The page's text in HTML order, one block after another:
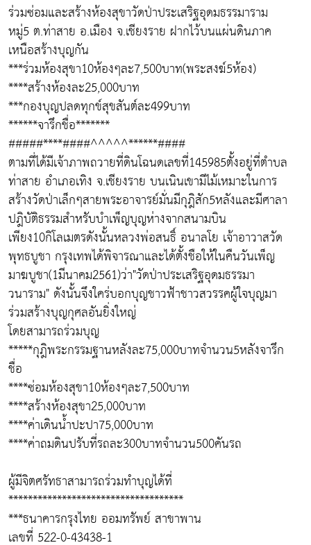
ร่วมซ่อมและสร้างห้องสุขาวัดป่าประเสริฐอุดมธรรมาราม
หมู่5 ต.ท่าสาย อ.เมือง จ.เชียงราย ฝากไว้บนแผ่นดินภาค
เหนือสร้างบุญกัน
***ร่วมห้องสุขา10ห้องๆละ7,500บาท(พระสงฆ์5ห้อง)
****สร้างห้องละ25,000บาท
***กองบุญปลดทุกข์สุขสันต์ละ499บาท
******จารึกชื่อ*******
#####****####^^^^^******####
ตามที่ได้มีเจ้าภาพถวายที่ดินโฉนดเลขที่145985ตั้งอยู่ที่ตำบล
ท่าสาย อำเภอเทิง จ.เชียงราย บนเนินเขามีไม้เหมาะในการ
สร้างวัดป่าเล็กๆสายพระอาจารย์มั่นมีกุฎิสัก5หลังและมีศาลา
ปฎิบัติธรรมสำหรับบำเพ็ญบุญห่างจากสนามบิน
เพียง10กิโลเมตรดังนั้นหลวงพ่อสนธิ์ อนาลโย เจ้าอาวาสวัด
พุทธบูชา กรุงเทพได้พิจารณาและได้ตั้งชือให้ในคืนวันเพ็ญ
มาฆบูชา(1มีนาคม2561)ว่า"วัดป่าประเสริฐอุดมธรรมา
วนาราม" ดังนั้นจึงใคร่บอกบุญชาวฟ้าชาวสวรรคผู้ใจบุญมา
ร่วมสร้างบุญกุศลอันยิ่งใหญ่
โดยสามารถร่วมบุญ
*****กุฎิพระกรรมฐานหลังละ75,000บาทจำนวน5หลังจารึก
ชื่อ
****ซ่อมห้องสุขา10ห้องๆละ7,500บาท
****สร้างห้องสุขา25,000บาท
****ค่าเดินน้ำปะปา75,000บาท
****ค่าถมดินปรับที่รถละ300บาทจำนวน500คันรถ
ผู้มีจิตศรัทธาสามารถร่วมทำบุญได้ที่
************************************
***ธนาคารกรุงไทย ออมทรัพย์ สาขาพาน
เลขที่ 522-0-43438-1